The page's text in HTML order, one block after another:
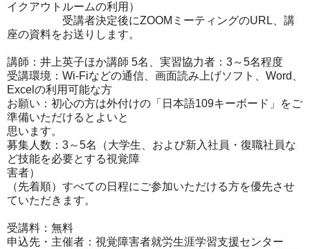
イクアウトルームの利用）
受講者決定後にZOOMミーティングのURL、講
座の資料をお送 りします。
講師：井上英子ほか講師 5名、実習協力者：3～5名程度
受講環境：Wi-Fiなどの通信、画面読み上げソフト、Word
Excelの利用可能な方
お願い：初心の方は外付けの「日本語109キーボード」をご
準備いただけるとよいと
思います。
募集人数：3～5名（大学生、および新入社員・復職社員な
ど技能を必要とする視覚障
害者）
（先着順）すべての日程にご参加いただける方を優先させ
ていただきま す。
受講料：無料
申込先・主催者：視覚障害者就労生涯学習支援センター